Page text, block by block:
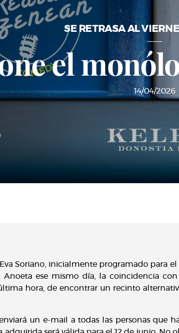
SE RETRASA AL
el
14/04/2026
Soriano, inicialmente programado para el
Anoeta ese mismo día, la coincidencia
hora, de encontrar un recinto
un e-mail a todas las personas que